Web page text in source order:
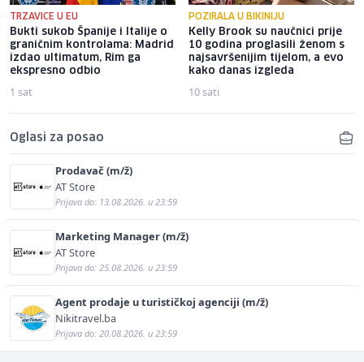
TRZAVICE U EU
Bukti sukob Španije i Italije o
graničnim kontrolama: Madrid
izdao ultimatum, Rim ga
ekspresno odbio
1 sat
POZIRALA U BIKINIJU
Kelly Brook su naučnici prije
10 godina proglasili ženom s
najsavršenijim tijelom, a evo
kako danas izgleda
10 sati
Oglasi za posao
Prodavač (m/ž)
AT Store
Prijava do: 13.08.2026. u 23:59
Marketing Manager (m/ž)
AT Store
Prijava do: 25.08.2026. u 23:59
Agent prodaje u turističkoj agenciji (m/ž)
Nikitravel.ba
Prijava do: 20.08.2026. u 23:59